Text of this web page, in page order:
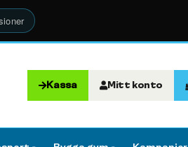
Kassa Mitt konto